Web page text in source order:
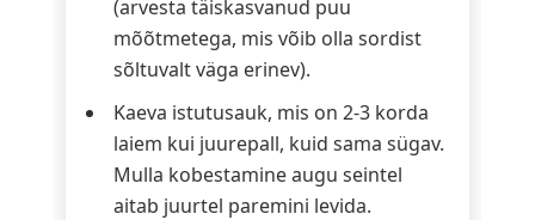
(arvesta täiskasvanud puu
mõõtmetega, mis võib olla sordist
sõltuvalt väga erinev).
Kaeva istutusauk, mis on 2-3 korda
laiem kui juurepall, kuid sama sügav.
Mulla kobestamine augu seintel
aitab juurtel paremini levida.